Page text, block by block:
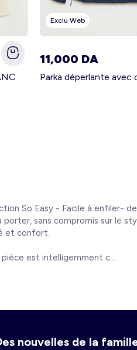
Exclu Web
11,000 DA
So Easy - Facile à enfiler-
porter, sans compromis sur le
et confort.
pièce est intelligemment c...
nouvelles de la